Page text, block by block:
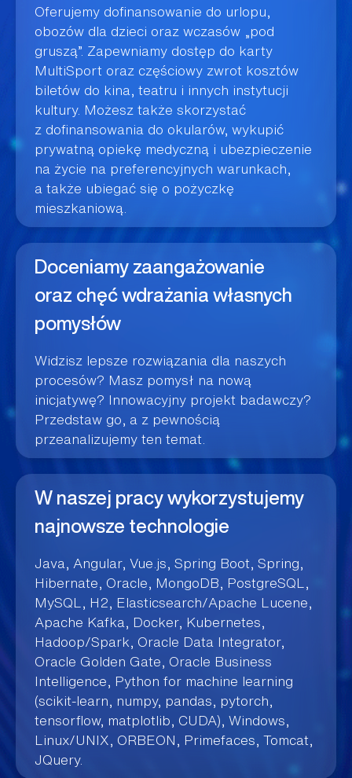
Oferujemy dofinansowanie do urlopu,
obozów dla dzieci oraz wczasów „pod
gruszą”. Zapewniamy dostęp do karty
MultiSport oraz częściowy zwrot kosztów
biletów do kina, teatru i innych instytucji
kultury. Możesz także skorzystać
z dofinansowania do okularów, wykupić
prywatną opiekę medyczną i ubezpieczenie
na życie na preferencyjnych warunkach,
a także ubiegać się o pożyczkę
mieszkaniową.
Doceniamy zaangażowanie
oraz chęć wdrażania własnych
pomysłów
Widzisz lepsze rozwiązania dla naszych
procesów? Masz pomysł na nową
inicjatywę? Innowacyjny projekt badawczy?
Przedstaw go, a z pewnością
przeanalizujemy ten temat.
W naszej pracy wykorzystujemy
najnowsze technologie
Java, Angular, Vue.js, Spring Boot, Spring,
Hibernate, Oracle, MongoDB, PostgreSQL,
MySQL, H2, Elasticsearch/Apache Lucene,
Apache Kafka, Docker, Kubernetes,
Hadoop/Spark, Oracle Data Integrator,
Oracle Golden Gate, Oracle Business
Intelligence, Python for machine learning
(scikit-learn, numpy, pandas, pytorch,
tensorflow, matplotlib, CUDA), Windows,
Linux/UNIX, ORBEON, Primefaces, Tomcat,
JQuery.